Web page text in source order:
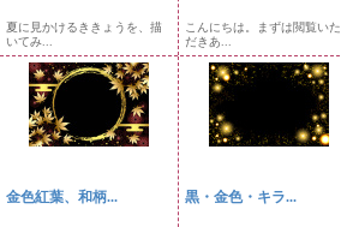
夏に見かけるききょうを、描
いてみ...
こんにちは。まずは閲覧いた
だきあ...
金色紅葉、和柄... 黒・金色・キラ...